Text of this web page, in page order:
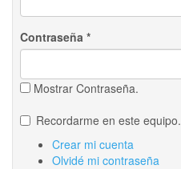
Contraseña *
Mostrar Contraseña.
Recordarme en este equipo.
Crear mi cuenta
Olvidé mi contraseña